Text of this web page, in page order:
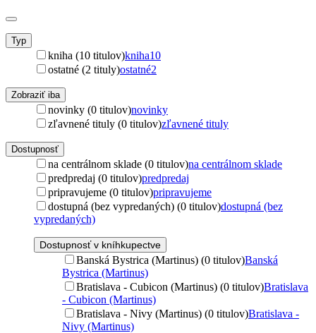
Typ
kniha (10 titulov)kniha10
ostatné (2 tituly)ostatné2
Zobraziť iba
novinky (0 titulov)novinky
zľavnené tituly (0 titulov)zľavnené tituly
Dostupnosť
na centrálnom sklade (0 titulov)na centrálnom sklade
predpredaj (0 titulov)predpredaj
pripravujeme (0 titulov)pripravujeme
dostupná (bez vypredaných) (0 titulov)dostupná (bez
vypredaných)
Dostupnosť v kníhkupectve
Banská Bystrica (Martinus) (0 titulov)Banská
Bystrica (Martinus)
Bratislava - Cubicon (Martinus) (0 titulov)Bratislava
- Cubicon (Martinus)
Bratislava - Nivy (Martinus) (0 titulov)Bratislava -
Nivy (Martinus)